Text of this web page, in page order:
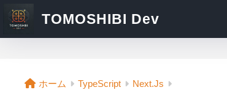
TOMOSHIBI Dev
ホーム TypeScript Next.Js